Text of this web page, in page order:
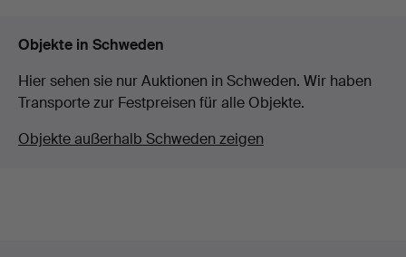
Objekte in Schweden
Hier sehen sie nur Auktionen in Schweden. Wir haben
Transporte zur Festpreisen für alle Objekte.
Objekte außerhalb Schweden zeigen